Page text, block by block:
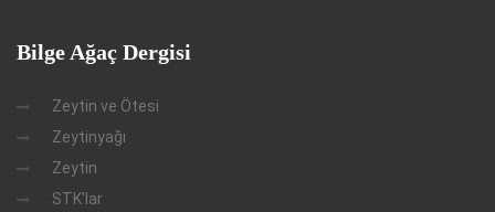
Bilge Ağaç Dergisi
Zeytin ve Ötesi
Zeytinyağı
Zeytin
STK'lar